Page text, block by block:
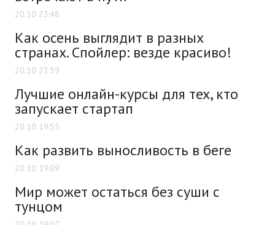
20.10 23:48
Как осень выглядит в разных
странах. Спойлер: везде красиво!
20.10 23:39
Лучшие онлайн-курсы для тех, кто
запускает стартап
20.10 19:55
Как развить выносливость в беге
20.10 19:09
Мир может остаться без суши с
тунцом